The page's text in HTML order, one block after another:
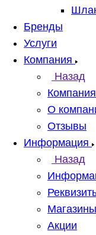
Бренды
Услуги
Компания
Назад
Компания
О
Отзывы
Информация
Назад
Магазины
Акции